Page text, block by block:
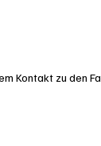
Kontakt zu den